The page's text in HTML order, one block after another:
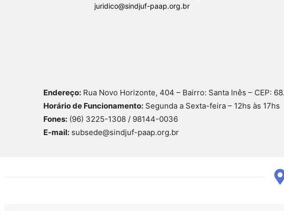
juridico@sindjuf-paap.org.br
Endereço: Rua Novo Horizonte, 404 – Bairro: Santa Inês – CEP:
Horário de Funcionamento: Segunda a Sexta-feira – 12hs às 17hs
Fones: (96) 3225-1308 / 98144-0036
E-mail: subsede@sindjuf-paap.org.br